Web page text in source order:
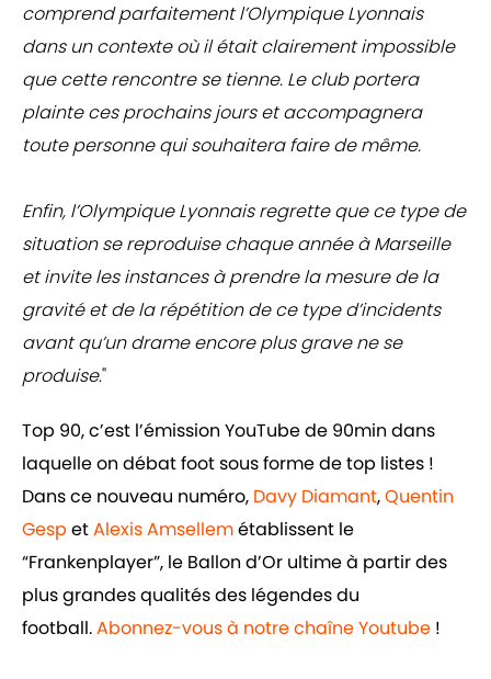
comprend parfaitement l’Olympique Lyonnais
dans un contexte où il était clairement impossible
que cette rencontre se tienne. Le club portera
plainte ces prochains jours et accompagnera
toute personne qui souhaitera faire de même.
Enfin, l’Olympique Lyonnais regrette que ce type de
situation se reproduise chaque année à Marseille
et invite les instances à prendre la mesure de la
gravité et de la répétition de ce type d’incidents
avant qu’un drame encore plus grave ne se
produise."
Top 90, c’est l’émission YouTube de 90min dans
laquelle on débat foot sous forme de top listes !
Dans ce nouveau numéro, Davy Diamant,Quentin
Gesp etAlexis Amsellemétablissent le
“Frankenplayer”, le Ballon d’Or ultime à partir des
plus grandes qualités des légendes du
football.Abonnez-vous à notre chaîne Youtube !